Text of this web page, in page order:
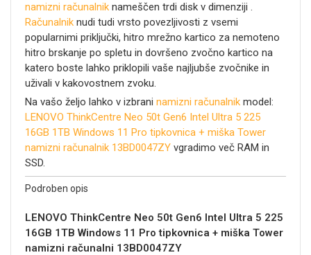
namizni računalnik nameščen trdi disk v dimenziji .
Računalnik nudi tudi vrsto povezljivosti z vsemi
popularnimi priključki, hitro mrežno kartico za nemoteno
hitro brskanje po spletu in dovršeno zvočno kartico na
katero boste lahko priklopili vaše najljubše zvočnike in
uživali v kakovostnem zvoku.
Na vašo željo lahko v izbrani namizni računalnik model:
LENOVO ThinkCentre Neo 50t Gen6 Intel Ultra 5 225
16GB 1TB Windows 11 Pro tipkovnica + miška Tower
namizni računalnik 13BD0047ZY vgradimo več RAM in
SSD.
Podroben opis
LENOVO ThinkCentre Neo 50t Gen6 Intel Ultra 5 225
16GB 1TB Windows 11 Pro tipkovnica + miška Tower
namizni računalni 13BD0047ZY